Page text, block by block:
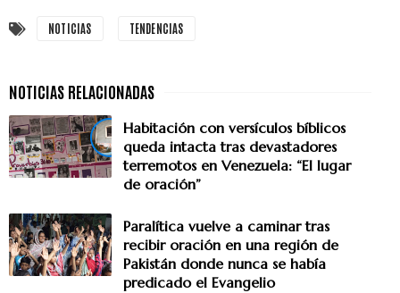
NOTICIAS TENDENCIAS
Habitación con versículos bíblicos
queda intacta tras devastadores
terremotos en Venezuela: “El lugar
de oración”
Paralítica vuelve a caminar tras
recibir oración en una región de
Pakistán donde nunca se había
predicado el Evangelio